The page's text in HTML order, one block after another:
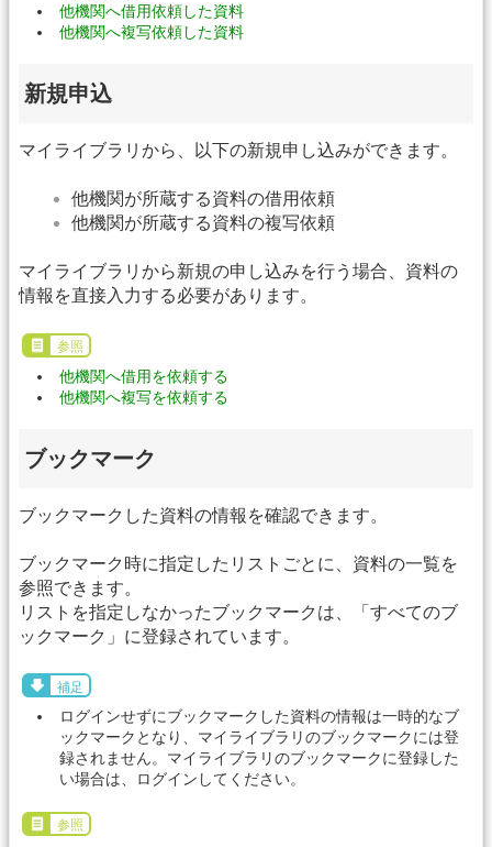
他機関へ借用依頼した資料
他機関へ複写依頼した資料
新規申込
マイライブラリから、以下の新規申し込みができます。
他機関が所蔵する資料の借用依頼
他機関が所蔵する資料の複写依頼
マイライブラリから新規の申し込みを行う場合、資料の
情報を直接入力する必要があります。
参照
他機関へ借用を依頼する
他機関へ複写を依頼する
ブックマーク
ブックマークした資料の情報を確認できます。
ブックマーク時に指定したリストごとに、資料の一覧を
参照できます。
リストを指定しなかったブックマークは、「すべてのブ
ックマーク」に登録されています。
補足
ログインせずにブックマークした資料の情報は一時的なブ
ックマークとなり、マイライブラリのブックマークには登
録されません。マイライブラリのブックマークに登録した
い場合は、ログインしてください。
参照